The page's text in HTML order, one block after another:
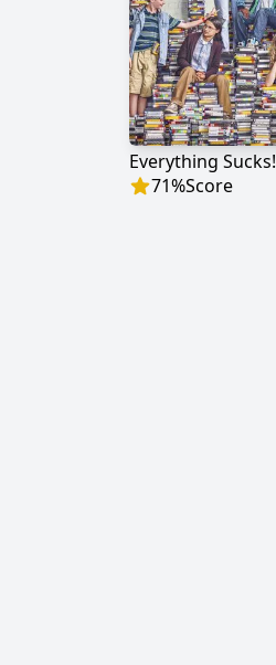
Everything Sucks!
71%Score